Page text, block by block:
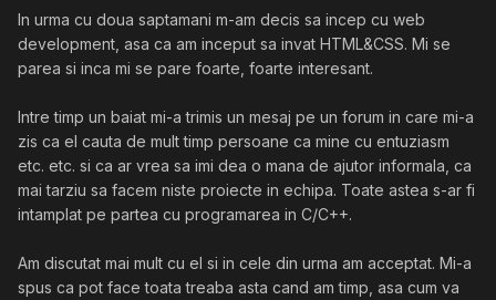
In urma cu doua saptamani m-am decis sa incep cu web
development, asa ca am inceput sa invat HTML&CSS. Mi se
parea si inca mi se pare foarte, foarte interesant.
Intre timp un baiat mi-a trimis un mesaj pe un forum in care mi-a
zis ca el cauta de mult timp persoane ca mine cu entuziasm
etc. etc. si ca ar vrea sa imi dea o mana de ajutor informala, ca
mai tarziu sa facem niste proiecte in echipa. Toate astea s-ar fi
intamplat pe partea cu programarea in C/C++.
Am discutat mai mult cu el si in cele din urma am acceptat. Mi-a
spus ca pot face toata treaba asta cand am timp, asa cum va